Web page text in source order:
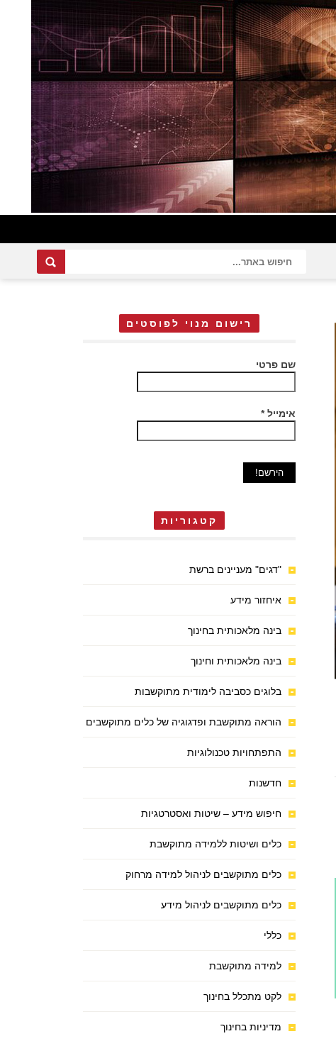
רישום מנוי לפוסטים
שם פרטי
אימייל*
קטגוריות
"דגים" מעניינים ברשת
איחזור מידע
בינה מלאכותית בחינוך
בינה מלאכותית וחינוך
בלוגים כסביבה לימודית מתוקשבות
הוראה מתוקשבת ופדגוגיה של כלים מתוקשבים
התפתחויות טכנולוגיות
חדשנות
חיפוש מידע – שיטות ואסטרטגיות
כלים ושיטות ללמידה מתוקשבת
כלים מתוקשבים לניהול למידה מרחוק
כלים מתוקשבים לניהול מידע
כללי
למידה מתוקשבת
לקט מתכלל בחינוך
מדיניות בחינוך